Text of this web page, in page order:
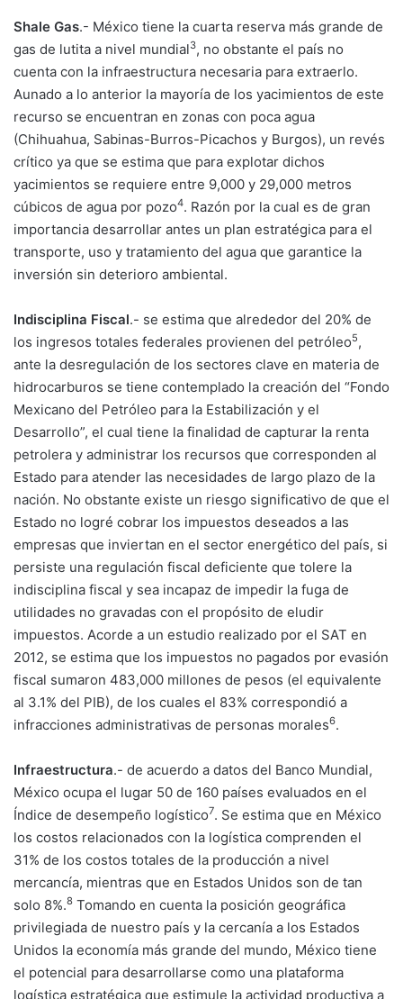
Shale Gas.- México tiene la cuarta reserva más grande de
gas de lutita a nivel mundial3, no obstante el país no
cuenta con la infraestructura necesaria para extraerlo.
Aunado a lo anterior la mayoría de los yacimientos de este
recurso se encuentran en zonas con poca agua
(Chihuahua, Sabinas-Burros-Picachos y Burgos), un revés
crítico ya que se estima que para explotar dichos
yacimientos se requiere entre 9,000 y 29,000 metros
cúbicos de agua por pozo4. Razón por la cual es de gran
importancia desarrollar antes un plan estratégica para el
transporte, uso y tratamiento del agua que garantice la
inversión sin deterioro ambiental.
Indisciplina Fiscal.- se estima que alrededor del 20% de
los ingresos totales federales provienen del petróleo5,
ante la desregulación de los sectores clave en materia de
hidrocarburos se tiene contemplado la creación del “Fondo
Mexicano del Petróleo para la Estabilización y el
Desarrollo”, el cual tiene la finalidad de capturar la renta
petrolera y administrar los recursos que corresponden al
Estado para atender las necesidades de largo plazo de la
nación. No obstante existe un riesgo significativo de que el
Estado no logré cobrar los impuestos deseados a las
empresas que inviertan en el sector energético del país, si
persiste una regulación fiscal deficiente que tolere la
indisciplina fiscal y sea incapaz de impedir la fuga de
utilidades no gravadas con el propósito de eludir
impuestos. Acorde a un estudio realizado por el SAT en
2012, se estima que los impuestos no pagados por evasión
fiscal sumaron 483,000 millones de pesos (el equivalente
al 3.1% del PIB), de los cuales el 83% correspondió a
infracciones administrativas de personas morales6.
Infraestructura.- de acuerdo a datos del Banco Mundial,
México ocupa el lugar 50 de 160 países evaluados en el
Índice de desempeño logístico7. Se estima que en México
los costos relacionados con la logística comprenden el
31% de los costos totales de la producción a nivel
mercancía, mientras que en Estados Unidos son de tan
solo 8%.8 Tomando en cuenta la posición geográfica
privilegiada de nuestro país y la cercanía a los Estados
Unidos la economía más grande del mundo, México tiene
el potencial para desarrollarse como una plataforma
logística estratégica que estimule la actividad productiva a